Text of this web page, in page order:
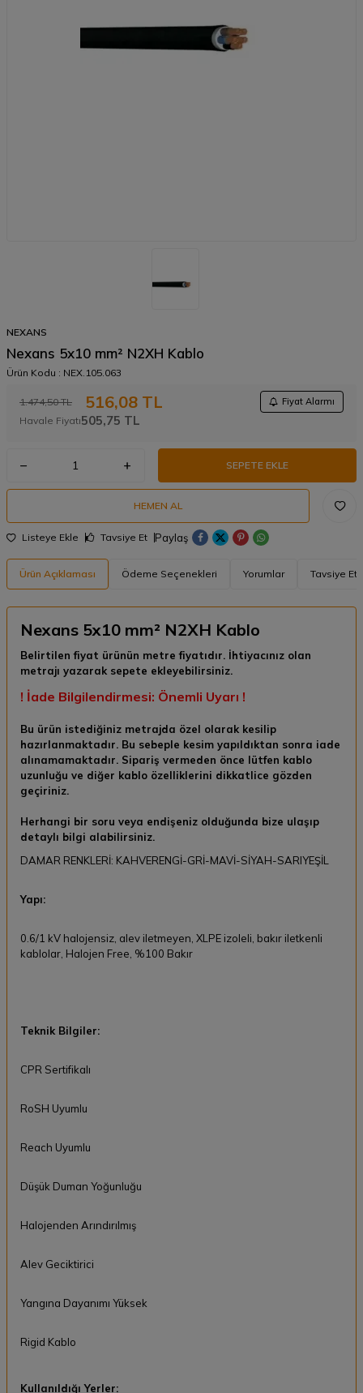
NEXANS
Nexans 5x10 mm² N2XH Kablo
Ürün Kodu : NEX.105.063
1.474,50TL 516,08 TL Fiyat Alarmı
Havale Fiyatı505,75 TL
SEPETE EKLE
HEMEN AL
Listeye Ekle Tavsiye Et Paylaş
Ürün Açıklaması Ödeme Seçenekleri Yorumlar Tavsiye Et
Nexans 5x10 mm² N2XH Kablo
Belirtilen fiyat ürünün metre fiyatıdır. İhtiyacınız olan
metrajı yazarak sepete ekleyebilirsiniz.
! İade Bilgilendirmesi: Önemli Uyarı !
Bu ürün istediğiniz metrajda özel olarak kesilip
hazırlanmaktadır. Bu sebeple kesim yapıldıktan sonra iade
alınamamaktadır. Sipariş vermeden önce lütfen kablo
uzunluğu ve diğer kablo özelliklerini dikkatlice gözden
geçiriniz.
Herhangi bir soru veya endişeniz olduğunda bize ulaşıp
detaylı bilgi alabilirsiniz.
DAMAR RENKLERİ: KAHVERENGİ-GRİ-MAVİ-SİYAH-SARIYEŞİL
Yapı:
0.6/1 kV halojensiz, alev iletmeyen, XLPE izoleli, bakır iletkenli
kablolar, Halojen Free, %100 Bakır
Teknik Bilgiler:
CPR Sertifikalı
RoSH Uyumlu
Reach Uyumlu
Düşük Duman Yoğunluğu
Halojenden Arındırılmış
Alev Geciktirici
Yangına Dayanımı Yüksek
Rigid Kablo
Kullanıldığı Yerler: